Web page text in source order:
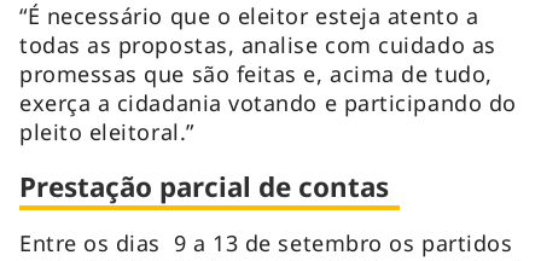
“É necessário que o eleitor esteja atento a
todas as propostas, analise com cuidado as
promessas que são feitas e, acima de tudo,
exerça a cidadania votando e participando do
pleito eleitoral.”
Prestação parcial de contas
Entre os dias 9 a 13 de setembro os partidos